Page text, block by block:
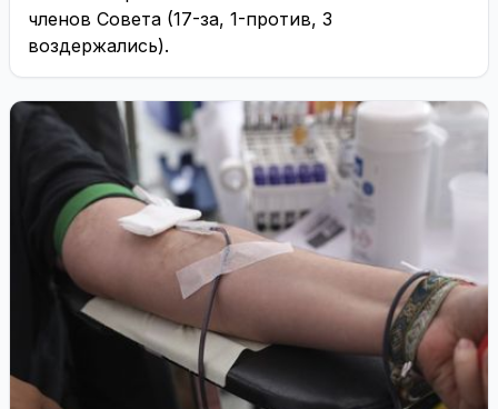
членов Совета (17-за, 1-против, 3
воздержались).